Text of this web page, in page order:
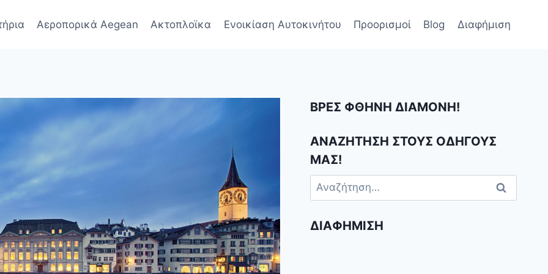
Αεροπορικά Aegean Ακτοπλοϊκα Ενοικίαση Αυτοκινήτου Προορισμοί Blog Διαφήμιση
ΒΡΕΣ ΦΘΗΝΗ ΔΙΑΜΟΝΗ!
ΑΝΑΖΗΤΗΣΗ ΣΤΟΥΣ ΟΔΗΓΟΥΣ
ΜΑΣ!
Αναζήτηση
για:
ΔΙΑΦΉΜΙΣΗ